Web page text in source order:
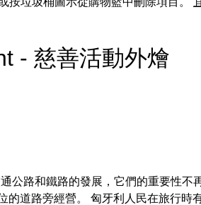
- 慈善活動外燴
公路和鐵路的發展，它們的重要性不
的道路旁經營。 匈牙利人民在旅行時